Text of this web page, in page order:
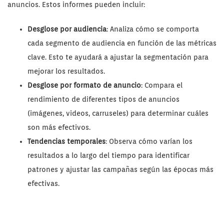
anuncios. Estos informes pueden incluir:
Desglose por audiencia: Analiza cómo se comporta
cada segmento de audiencia en función de las métricas
clave. Esto te ayudará a ajustar la segmentación para
mejorar los resultados.
Desglose por formato de anuncio: Compara el
rendimiento de diferentes tipos de anuncios
(imágenes, videos, carruseles) para determinar cuáles
son más efectivos.
Tendencias temporales: Observa cómo varían los
resultados a lo largo del tiempo para identificar
patrones y ajustar las campañas según las épocas más
efectivas.